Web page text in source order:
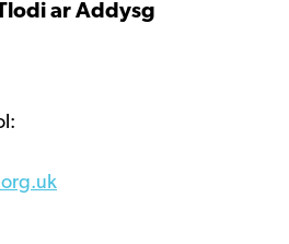
ar Addysg